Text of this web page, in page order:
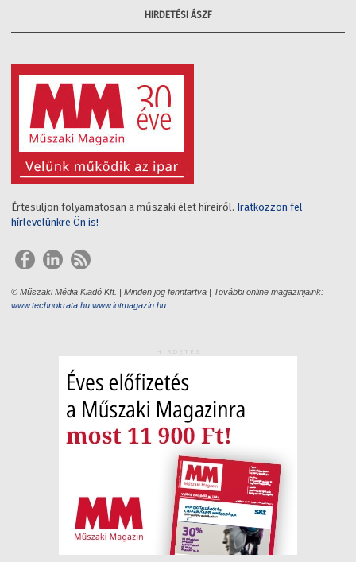
HIRDETÉSI ÁSZF
Értesüljön folyamatosan a műszaki élet híreiről. Iratkozzon fel
hírlevelünkre Ön is!
© Műszaki Média Kiadó Kft. | Minden jog fenntartva | További online magazinjaink:
www.technokrata.hu www.iotmagazin.hu
HIRDETÉS